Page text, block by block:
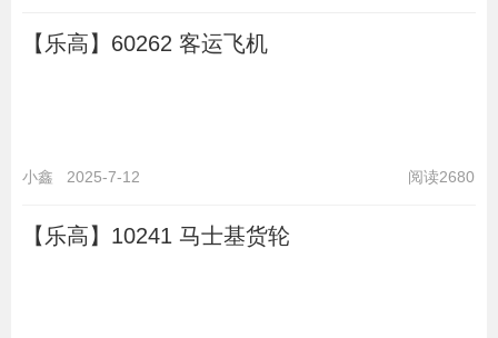
【乐高】60262 客运飞机
小鑫 2025-7-12 阅读2680
【乐高】10241 马士基货轮